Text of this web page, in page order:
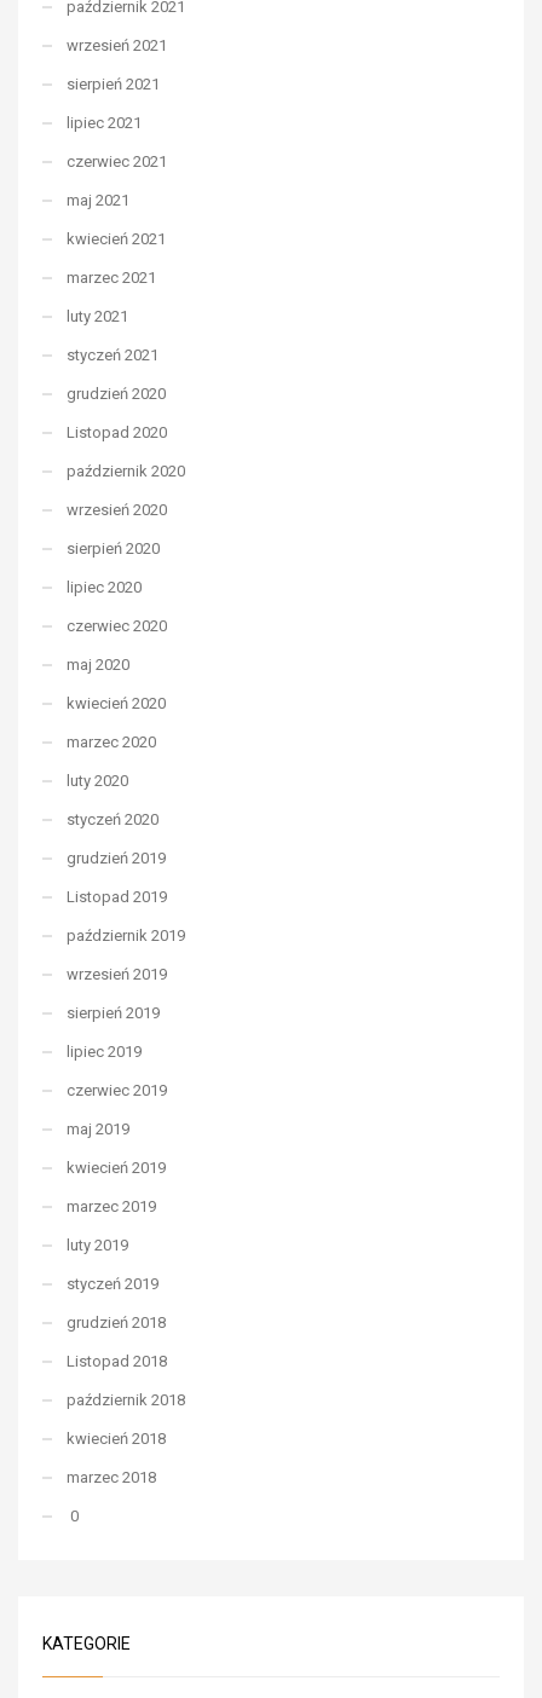
październik 2021
wrzesień 2021
sierpień 2021
lipiec 2021
czerwiec 2021
maj 2021
kwiecień 2021
marzec 2021
luty 2021
styczeń 2021
grudzień 2020
Listopad 2020
październik 2020
wrzesień 2020
sierpień 2020
lipiec 2020
czerwiec 2020
maj 2020
kwiecień 2020
marzec 2020
luty 2020
styczeń 2020
grudzień 2019
Listopad 2019
październik 2019
wrzesień 2019
sierpień 2019
lipiec 2019
czerwiec 2019
maj 2019
kwiecień 2019
marzec 2019
luty 2019
styczeń 2019
grudzień 2018
Listopad 2018
październik 2018
kwiecień 2018
marzec 2018
0
KATEGORIE